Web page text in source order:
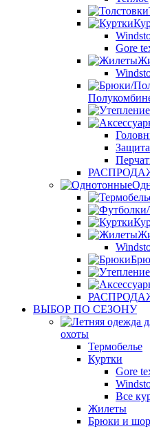
Gore
ВЫБОР ПО СЕЗОНУ
охоты
Термобелье
Куртки
Gore
Все
Жилеты
Брюки и